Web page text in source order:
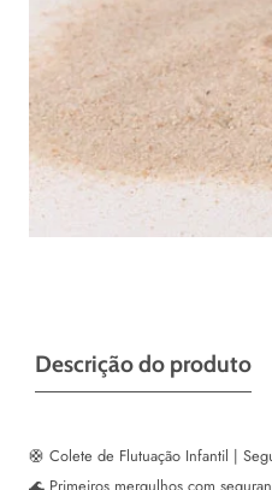
Descrição do produto
🛟 Colete de Flutuação Infantil |
🌊 Primeiros mergulhos com